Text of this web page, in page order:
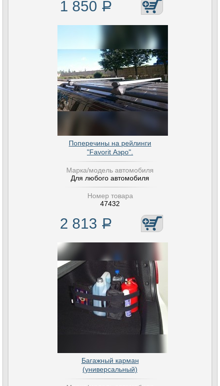
1 850 Р
Поперечины на рейлинги
"Favorit Аэро".
Марка/модель автомобиля
Для любого автомобиля
Номер товара
47432
2 813 Р
Багажный карман
(универсальный)